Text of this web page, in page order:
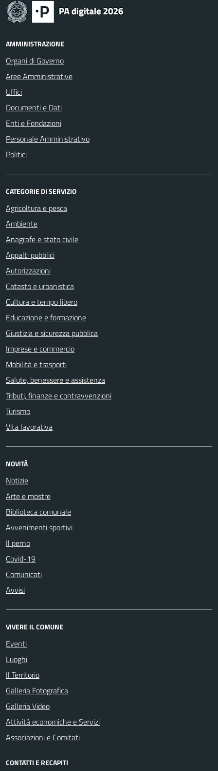
AMMINISTRAZIONE
Organi di Governo
Aree Amministrative
Uffici
Documenti e Dati
Enti e Fondazioni
Personale Amministrativo
Politici
CATEGORIE DI SERVIZIO
Agricoltura e pesca
Ambiente
Anagrafe e stato civile
Appalti pubblici
Autorizzazioni
Catasto e urbanistica
Cultura e tempo libero
Educazione e formazione
Giustizia e sicurezza pubblica
Imprese e commercio
Mobilità e trasporti
Salute, benessere e assistenza
Tributi, finanze e contravvenzioni
Turismo
Vita lavorativa
NOVITÀ
Notizie
Arte e mostre
Biblioteca comunale
Avvenimenti sportivi
Il perno
Covid-19
Comunicati
Avvisi
VIVERE IL COMUNE
Eventi
Luoghi
Il Territorio
Galleria Fotografica
Galleria Video
Attività economiche e Servizi
Associazioni e Comitati
CONTATTI E RECAPITI